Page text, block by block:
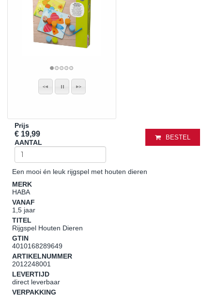
Prijs
€ 19,99
AANTAL
BESTEL
Een mooi én leuk rijgspel met houten dieren
MERK
HABA
VANAF
1,5 jaar
TITEL
Rijgspel Houten Dieren
GTIN
4010168289649
ARTIKELNUMMER
2012248001
LEVERTIJD
direct leverbaar
VERPAKKING